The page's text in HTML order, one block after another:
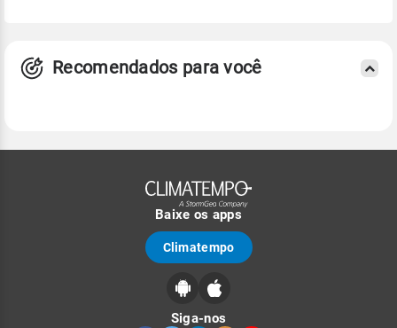
Recomendados para você
Baixe os apps
Climatempo
Siga-nos